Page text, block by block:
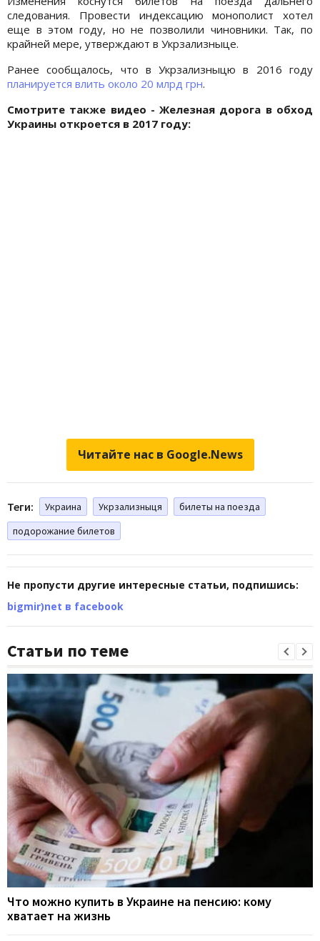
следования. Провести индексацию монополист хотел
еще в этом году, но не позволили чиновники. Так, по
крайней мере, утверждают в Укрзализныце.
Ранее сообщалось, что в Укрзализныцю в 2016 году
планируется влить около 20 млрд грн.
Смотрите также видео - Железная дорога в обход
Украины откроется в 2017 году:
Читайте нас в Google.News
Теги: Украина Укрзализныця
билеты на поезда
подорожание билетов
Не пропусти другие интересные статьи, подпишись:
bigmir)net в facebook
Статьи по теме
Что можно купить в Украине на пенсию: кому
хватает на жизнь